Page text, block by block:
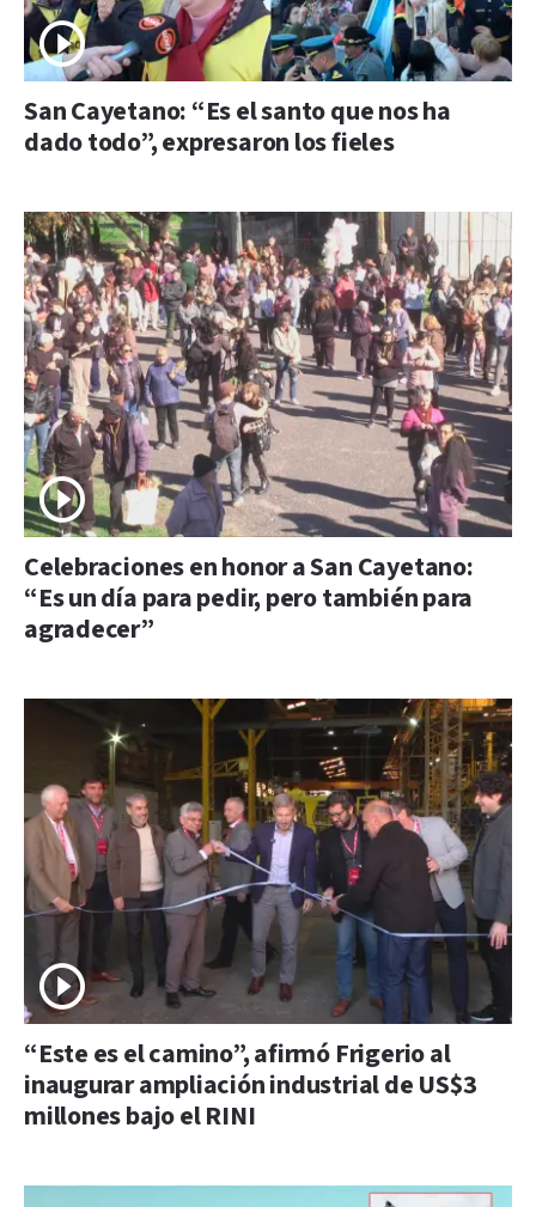
San Cayetano: “Es el santo que nos ha
dado todo”, expresaron los fieles
Celebraciones en honor a San Cayetano:
“Es un día para pedir, pero también para
agradecer”
“Este es el camino”, afirmó Frigerio al
inaugurar ampliación industrial de US$3
millones bajo el RINI